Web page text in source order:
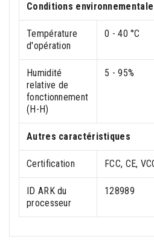
Conditions
Température
d'opération
0 - 40 °C
Humidité
relative de
fonctionnement
(H-H)
5 - 95%
Autres caractéristiques
Certification FCC, CE,
ID ARK du
processeur
128989